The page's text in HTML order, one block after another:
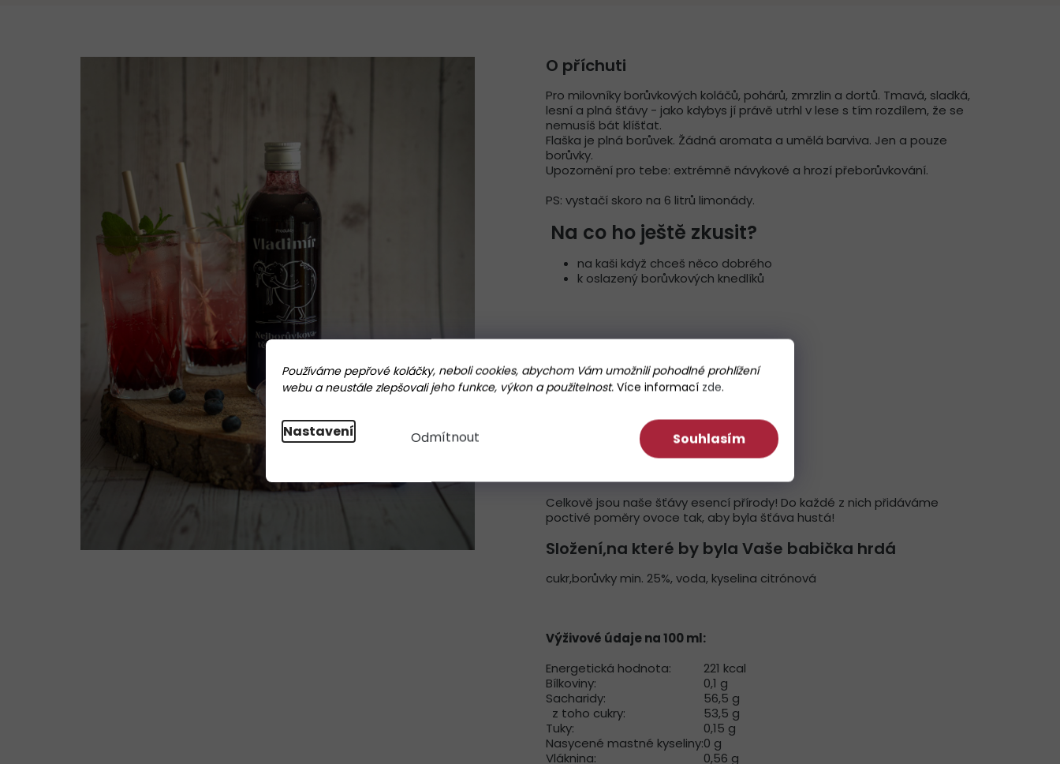
Používáme pepřové koláčky, neboli cookies, abychom Vám umožnili pohodlné prohlížení
webu a neustále zlepšovali jeho funkce, výkon a použitelnost. Více informací zde.
Nastavení Odmítnout Souhlasím
O příchuti
Pro milovníky borůvkových koláčů, pohárů, zmrzlin a dortů. Tmavá, sladká,
lesní a plná šťávy - jako kdybys jí právě utrhl v lese s tím rozdílem, že se
nemusíš bát klíšťat.
Flaška je plná borůvek. Žádná aromata a umělá barviva. Jen a pouze
borůvky.
Upozornění pro tebe: extrémně návykové a hrozí přeborůvkování.
PS: vystačí skoro na 6 litrů limonády.
Na co ho ještě zkusit?
na kaši když chceš něco dobrého
k oslazený borůvkových knedlíků
Celkově jsou naše šťávy esencí přírody! Do každé z nich přidáváme
poctivé poměry ovoce tak, aby byla šťáva hustá!
Složení,na které by byla Vaše babička hrdá
cukr,borůvky min. 25%, voda, kyselina citrónová
Výživové údaje na 100 ml:
Energetická hodnota:
221 kcal
Bílkoviny:
0,1 g
Sacharidy:
56,5 g
z toho cukry:
53,5 g
Tuky:
0,15 g
Nasycené mastné kyseliny:0 g
Vláknina:
0,56 g